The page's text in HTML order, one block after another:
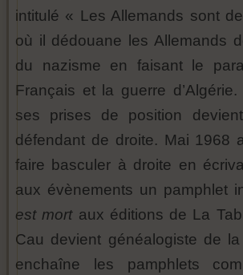
intitulé « Les Allemands sont
où il dédouane les Allemands
du nazisme en faisant le
Français et la guerre
ses prises de position
défendant de droite. Mai 1968
faire basculer à droite en
aux évènements un pamphlet
est mortaux éditions de La
Cau devient généalogiste de
enchaîne les pamphlets